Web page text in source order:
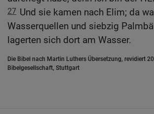
27 Und sie kamen nach Elim; da
Wasserquellen und siebzig
lagerten sich dort am Wasser.
Die Bibel nach Martin Luthers Übersetzung, revidiert
Bibelgesellschaft, Stuttgart